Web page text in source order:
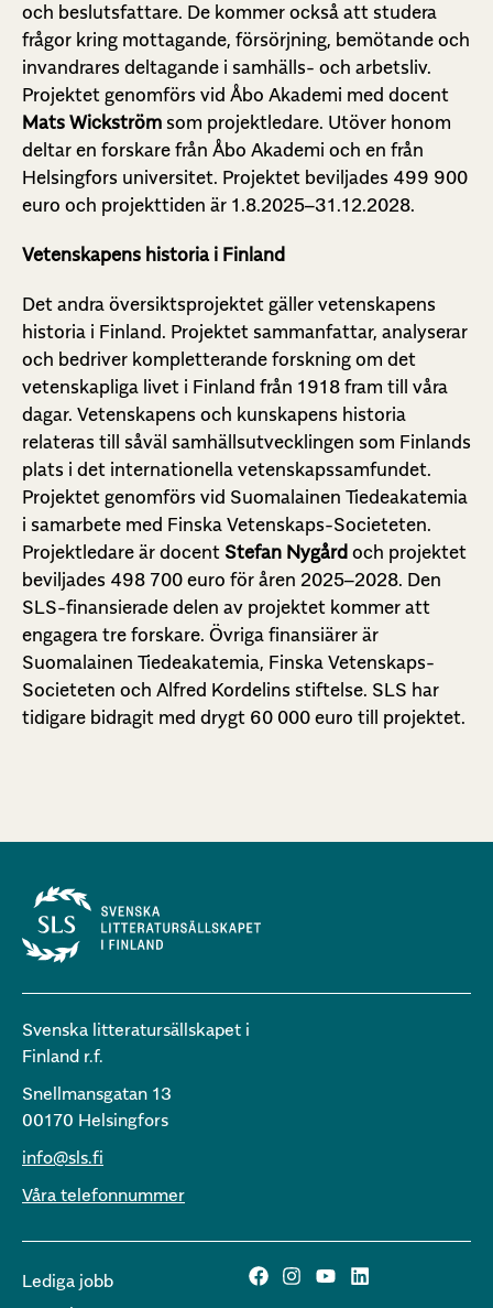
och beslutsfattare. De kommer också att studera
frågor kring mottagande, försörjning, bemötande och
invandrares deltagande i samhälls- och arbetsliv.
Projektet genomförs vid Åbo Akademi med docent
Mats Wickström som projektledare. Utöver honom
deltar en forskare från Åbo Akademi och en från
Helsingfors universitet. Projektet beviljades 499 900
euro och projekttiden är 1.8.2025–31.12.2028.
Vetenskapens historia i Finland
Det andra översiktsprojektet gäller vetenskapens
historia i Finland. Projektet sammanfattar, analyserar
och bedriver kompletterande forskning om det
vetenskapliga livet i Finland från 1918 fram till våra
dagar. Vetenskapens och kunskapens historia
relateras till såväl samhällsutvecklingen som Finlands
plats i det internationella vetenskapssamfundet.
Projektet genomförs vid Suomalainen Tiedeakatemia
i samarbete med Finska Vetenskaps-Societeten.
Projektledare är docent Stefan Nygård och projektet
beviljades 498 700 euro för åren 2025–2028. Den
SLS-finansierade delen av projektet kommer att
engagera tre forskare. Övriga finansiärer är
Suomalainen Tiedeakatemia, Finska Vetenskaps-
Societeten och Alfred Kordelins stiftelse. SLS har
tidigare bidragit med drygt 60 000 euro till projektet.
Svenska litteratursällskapet i
Finland r.f.
Snellmansgatan 13
00170 Helsingfors
info@sls.fi
Våra telefonnummer
Lediga jobb